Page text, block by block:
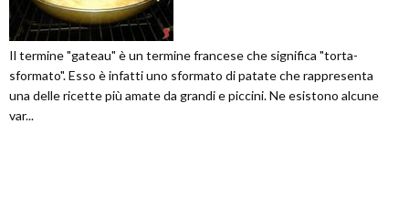
Il termine "gateau" è un termine francese che significa "torta-
sformato". Esso è infatti uno sformato di patate che rappresenta
una delle ricette più amate da grandi e piccini. Ne esistono alcune
var...